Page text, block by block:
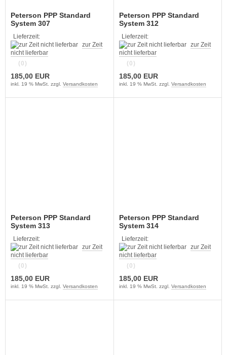
Peterson PPP Standard
System 307
Lieferzeit:
zur Zeit
nicht lieferbar
(0)
185,00 EUR
inkl. 19 % MwSt. zzgl. Versandkosten
Peterson PPP Standard
System 312
Lieferzeit:
zur Zeit
nicht lieferbar
(0)
185,00 EUR
inkl. 19 % MwSt. zzgl. Versandkosten
Peterson PPP Standard
System 313
Lieferzeit:
zur Zeit
nicht lieferbar
(0)
185,00 EUR
inkl. 19 % MwSt. zzgl. Versandkosten
Peterson PPP Standard
System 314
Lieferzeit:
zur Zeit
nicht lieferbar
(0)
185,00 EUR
inkl. 19 % MwSt. zzgl. Versandkosten